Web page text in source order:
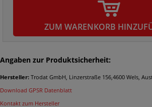
ZUM WARENKORB
Angaben zur Produktsicherheit:
Hersteller: Trodat GmbH, Linzerstraße 156,4600 Wels,
Download GPSR Datenblatt
Kontakt zum Hersteller